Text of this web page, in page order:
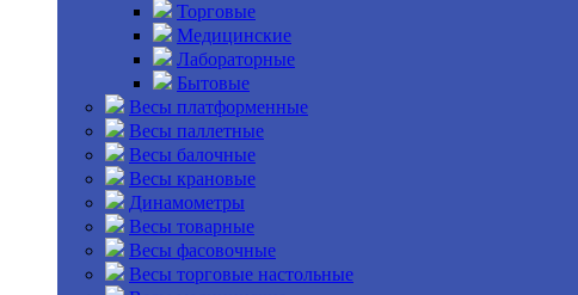
Торговые
Медицинские
Лабораторные
Бытовые
Весы платформенные
Весы паллетные
Весы балочные
Весы крановые
Динамометры
Весы товарные
Весы фасовочные
Весы торговые настольные